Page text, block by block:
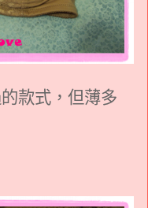
款式，但薄多